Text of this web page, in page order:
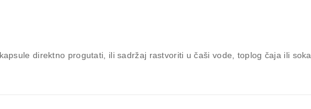
direktno progutati, ili sadržaj rastvoriti u čaši vode, toplog čaja ili soka.